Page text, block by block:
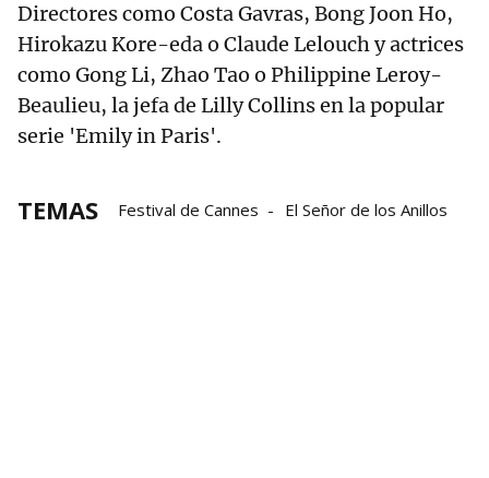
Directores como Costa Gavras, Bong Joon Ho,
Hirokazu Kore-eda o Claude Lelouch y actrices
como Gong Li, Zhao Tao o Philippine Leroy-
Beaulieu, la jefa de Lilly Collins en la popular
serie 'Emily in Paris'.
TEMAS Festival de Cannes El Señor de los Anillos